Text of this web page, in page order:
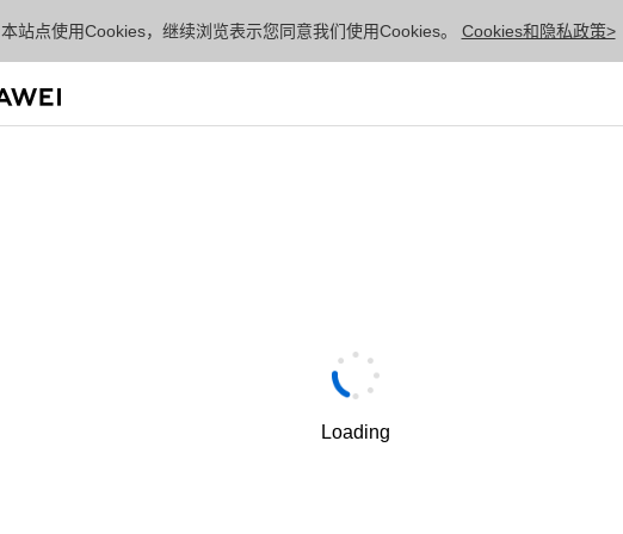
本站点使用Cookies，继续浏览表示您同意我们使用Cookies。 Cookies和隐私政策>
Loading